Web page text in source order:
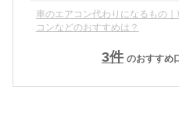
車のエアコン代わりになるもの
コンなどのおすすめは？
3件 のおすすめ